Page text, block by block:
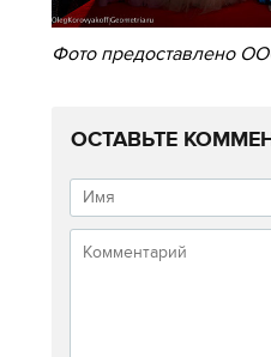
Фото предоставлено
ОСТАВЬТЕ